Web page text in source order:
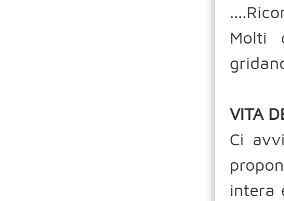
Molti
VITA
Ci
intera